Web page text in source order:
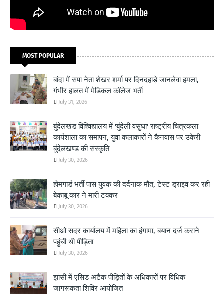
MOST POPULAR
बांदा में सपा नेता शेखर शर्मा पर दिनदहाड़े जानलेवा हमला,
गंभीर हालत में मेडिकल कॉलेज भर्ती
July 31, 2026
बुंदेलखंड विश्विद्यालय में 'बुंदेली वसुधा' राष्ट्रीय चित्रकला
कार्यशाला का समापन, युवा कलाकारों ने कैनवास पर उकेरी
बुंदेलखण्ड की संस्कृति
July 30, 2026
होमगार्ड भर्ती पास युवक की दर्दनाक मौत, टेस्ट ड्राइव कर रही
बेकाबू कार ने मारी टक्कर
July 30, 2026
सीओ सदर कार्यालय में महिला का हंगामा, बयान दर्ज कराने
पहुंची थी पीड़िता
July 30, 2026
झांसी में एसिड अटैक पीड़ितों के अधिकारों पर विधिक
जागरूकता शिविर आयोजित